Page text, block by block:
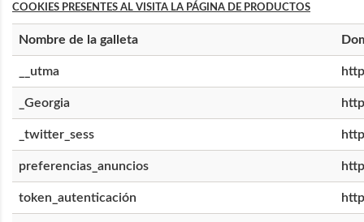
COOKIES PRESENTES AL VISITA LA PÁGINA DE PRODUCTOS
Nombre de la galleta
__utma
_Georgia
_twitter_sess
preferencias_anuncios
token_autenticación